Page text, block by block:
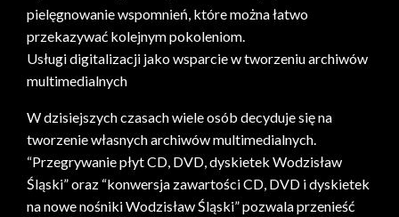
pielęgnowanie wspomnień, które można łatwo
przekazywać kolejnym pokoleniom.
Usługi digitalizacji jako wsparcie w tworzeniu archiwów
multimedialnych
W dzisiejszych czasach wiele osób decyduje się na
tworzenie własnych archiwów multimedialnych.
“Przegrywanie płyt CD, DVD, dyskietek Wodzisław
Śląski” oraz “konwersja zawartości CD, DVD i dyskietek
na nowe nośniki Wodzisław Śląski” pozwala przenieść